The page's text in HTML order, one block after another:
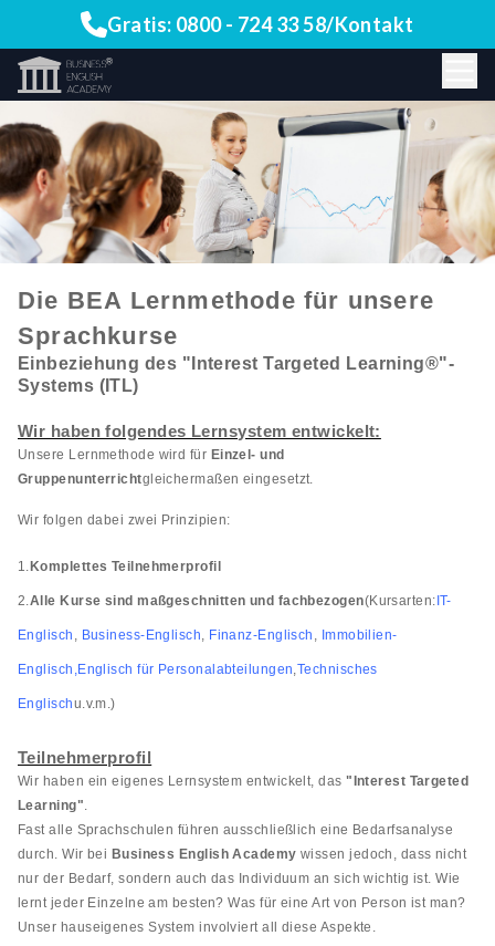
Gratis: 0800 - 724 33 58/Kontakt
Die BEA Lernmethode für unsere
Sprachkurse
Einbeziehung des "Interest Targeted Learning®"-
Systems (ITL)
Wir haben folgendes Lernsystem entwickelt:
Unsere Lernmethode wird für Einzel- und
Gruppenunterrichtgleichermaßen eingesetzt.
Wir folgen dabei zwei Prinzipien:
1. Komplettes Teilnehmerprofil
2.Alle Kurse sind maßgeschnitten und fachbezogen(Kursarten: IT-
Englisch , Business-Englisch, Finanz-Englisch , Immobilien-
Englisch ,Englisch für Personalabteilungen,Technisches
Englischu.v.m.)
Teilnehmerprofil
Wir haben ein eigenes Lernsystem entwickelt, das "Interest Targeted
Learning".
Fast alle Sprachschulen führen ausschließlich eine Bedarfsanalyse
durch. Wir bei Business English Academy wissen jedoch, dass nicht
nur der Bedarf, sondern auch das Individuum an sich wichtig ist. Wie
lernt jeder Einzelne am besten? Was für eine Art von Person ist man?
Unser hauseigenes System involviert all diese Aspekte.